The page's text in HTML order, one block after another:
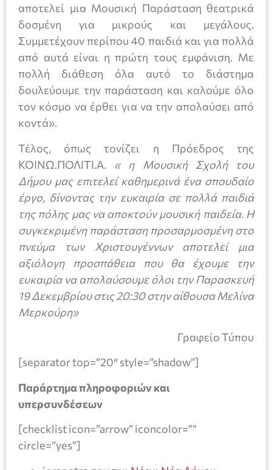
αποτελεί μια Μουσική Παράσταση θεατρικά
δοσμένη για μικρούς και μεγάλους.
Συμμετέχουν περίπου 40 παιδιά και για πολλά
από αυτά είναι η πρώτη τους εμφάνιση. Με
πολλή διάθεση όλα αυτό το διάστημα
δουλεύουμε την παράσταση και καλούμε όλο
τον κόσμο να έρθει για να την απολαύσει από
κοντά».
Τέλος, όπως τονίζει η Πρόεδρος της
ΚΟΙΝΩ.ΠΟΛΙΤΙ.Α. « η Μουσική Σχολή του
Δήμου μας επιτελεί καθημερινά ένα σπουδαίο
έργο, δίνοντας την ευκαιρία σε πολλά παιδιά
της πόλης μας να αποκτούν μουσική παιδεία. Η
συγκεκριμένη παράσταση προσαρμοσμένη στο
πνεύμα των Χριστουγέννων αποτελεί μια
αξιόλογη προσπάθεια που θα έχουμε την
ευκαιρία να απολαύσουμε όλοι την Παρασκευή
19 Δεκεμβρίου στις 20:30 στην αίθουσα Μελίνα
Μερκούρη»
Γραφείο Τύπου
[separator top=”20″ style=”shadow”]
Παράρτημα πληροφοριών και
υπερσυνδέσεων
[checklist icon=”arrow” iconcolor=””
circle=”yes”]